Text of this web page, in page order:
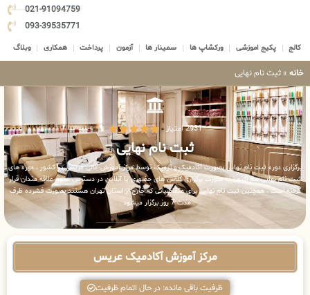
021-91094759
093-39535771
کالج پکیج اموزشی ورکشاپ ها سمینار ها آزمون پرداخت همکاری وبلاگ
خانه » ثبت نام نهایی
2931 امتیاز 




ثبت نام نهایی
برگزاری دوره ثبت نام نهایی بصورت آکادمیک و ترمیک توسط مرکز آموزش عالی عریس در کشور ، دوره های
ثبت نام نهایی هم اکنون به صورت برگزاری کلاس های حضوری یا آنلاین در دسترس عموم علاقه مندان قرار
گرفته است ، همچنین ثبت نام نهایی برای متقاضیانی که خارج از استان تهران هستند بصورت فشرده ظرف
مدت 7 روز برگزار میشود .
مرکز آموزش آکادمیک عریس
ظرفیت باقی مانده: در حال اتمام ظرفیت